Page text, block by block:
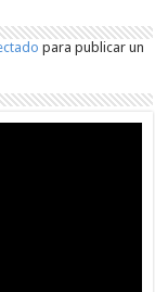
para publicar un